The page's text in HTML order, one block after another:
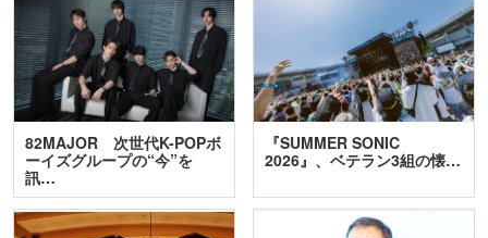
82MAJOR 次世代K-POPボ
ーイズグループの“今”を
訊…
『SUMMER SONIC
2026』、ベテラン3組の懐…